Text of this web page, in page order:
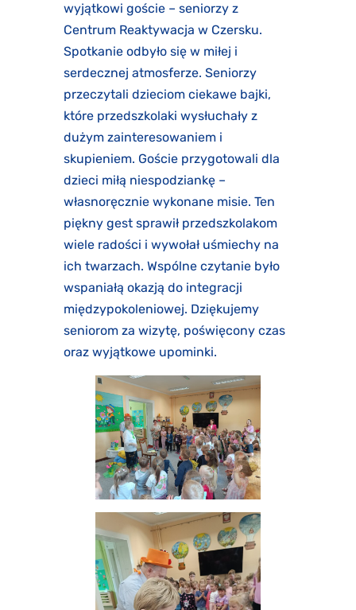
wyjątkowi goście – seniorzy z
Centrum Reaktywacja w Czersku.
Spotkanie odbyło się w miłej i
serdecznej atmosferze. Seniorzy
przeczytali dzieciom ciekawe bajki,
które przedszkolaki wysłuchały z
dużym zainteresowaniem i
skupieniem. Goście przygotowali dla
dzieci miłą niespodziankę –
własnoręcznie wykonane misie. Ten
piękny gest sprawił przedszkolakom
wiele radości i wywołał uśmiechy na
ich twarzach. Wspólne czytanie było
wspaniałą okazją do integracji
międzypokoleniowej. Dziękujemy
seniorom za wizytę, poświęcony czas
oraz wyjątkowe upominki.